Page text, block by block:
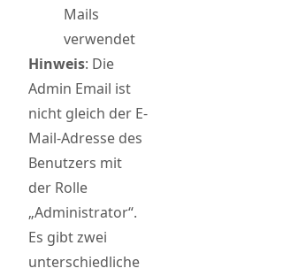
Mails
verwendet
Hinweis: Die
Admin Email ist
nicht gleich der E-
Mail-Adresse des
Benutzers mit
der Rolle
„Administrator“.
Es gibt zwei
unterschiedliche